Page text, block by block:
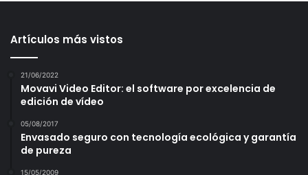
Artículos más vistos
21/06/2022
Movavi Video Editor: el software por excelencia de
edición de vídeo
05/08/2017
Envasado seguro con tecnología ecológica y garantía
de pureza
15/05/2009